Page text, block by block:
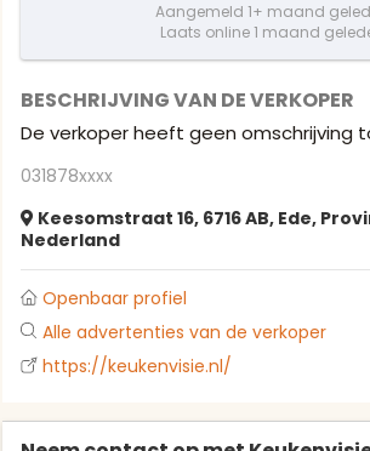
Aangemeld 1+ maand
Laats online 1 maand
BESCHRIJVING VAN DE VERKOPER
De verkoper heeft geen omschrijving
031878xxxx
Keesomstraat 16, 6716 AB, Ede,
Nederland
Openbaar profiel
Alle advertenties van de verkoper
https://keukenvisie.nl/